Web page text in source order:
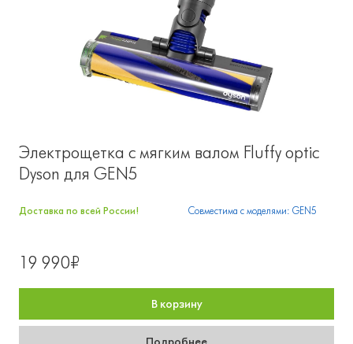
Электрощетка с мягким валом Fluffy optic
Dyson для GEN5
Доставка по всей России! Совместима с моделями: GEN5
19 990₽
В корзину